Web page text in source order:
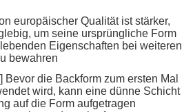
europäischer Qualität ist stärker,
um seine ursprüngliche Form
Eigenschaften bei weiteren
bewahren
Bevor die Backform zum ersten Mal
wird, kann eine dünne Schicht
auf die Form aufgetragen